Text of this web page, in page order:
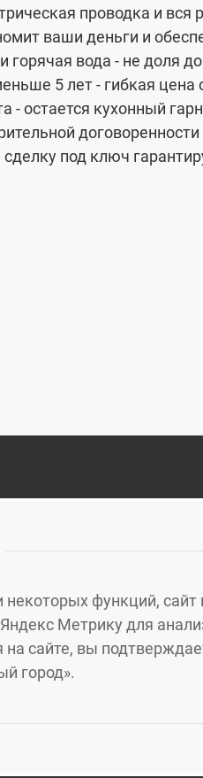
проводка и вся
ваши деньги и
горячая вода - не доля
5 лет - гибкая цена
остается кухонный
под ключ
ДАННЫХ
функций, сайт
Метрику для
сайте, вы
город».